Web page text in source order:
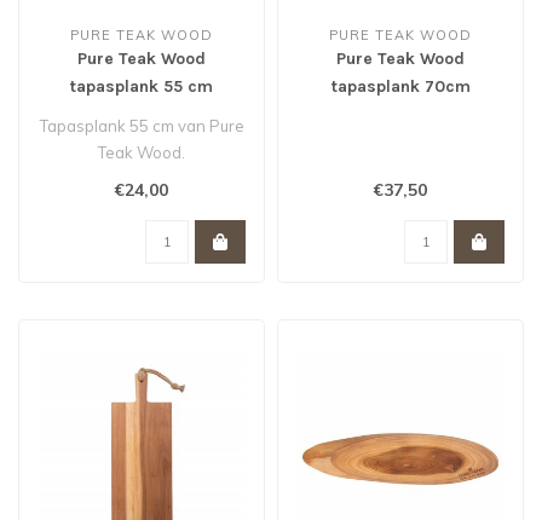
PURE TEAK WOOD
Pure Teak Wood
tapasplank 55 cm
Tapasplank 55 cm van Pure
Teak Wood.
€24,00
PURE TEAK WOOD
Pure Teak Wood
tapasplank 70cm
€37,50